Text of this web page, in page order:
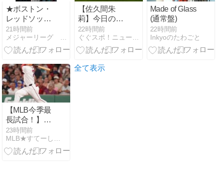
点でこの手の
ニュースが出
るのは予想で
きた」
★ボストン・
レッドソック
ス 劇的なサヨ
ナラ勝ちで8
連勝
8月3日～6日
21時間前
【佐久間朱
莉】今日の結
果速報・リー
ダーボード｜
配信/テレビ放
2026
22時間前
Made of Glass
(通常盤)
22時間前
Inkyoのたわごと
【MLB今季最
長試合！】吉
田正尚、2安
打1打点の活
躍…Rソック
23時間前
全て表示